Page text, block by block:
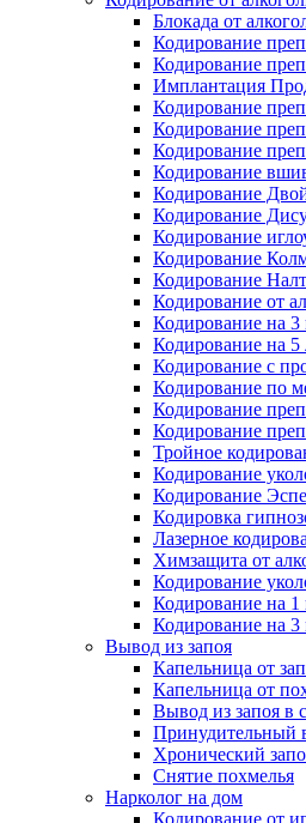
Блокада от
Кодирование
Кодирование
Имплантация
Кодирование
Кодирование
Кодирование
Кодирование
Кодирование
Кодирование
Кодирование
Кодирование
Кодирование
Кодирование от
Кодирование на 3
Кодирование на 5
Кодирование с
Кодирование по
Кодирование
Кодирование
Тройное
Кодирование
Кодирование
Кодировка
Лазерное
Химзащита от
Кодирование
Кодирование на 1
Кодирование на 3
Вывод из запоя
Капельница от
Капельница от
Вывод из запоя в
Принудительный
Хронический
Снятие похмелья
Нарколог на дом